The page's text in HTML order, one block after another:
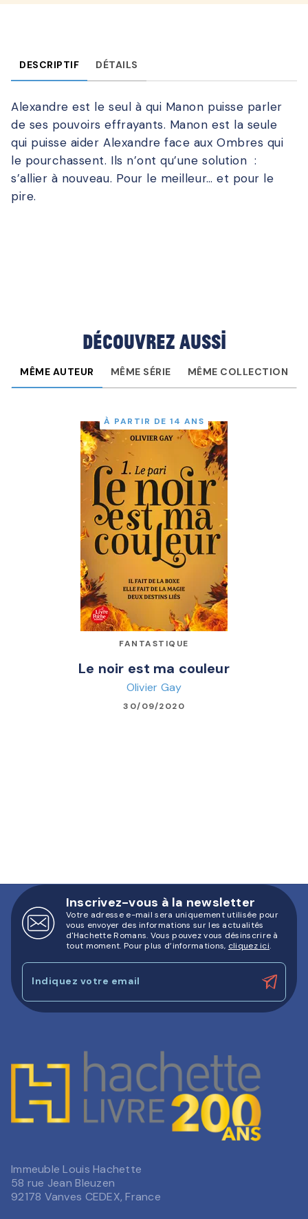
DESCRIPTIF DÉTAILS
Alexandre est le seul à qui Manon puisse parler
de ses pouvoirs effrayants. Manon est la seule
qui puisse aider Alexandre face aux Ombres qui
le pourchassent. Ils n’ont qu’une solution :
s’allier à nouveau. Pour le meilleur… et pour le
pire.
Découvrez aussi
MÊME AUTEUR MÊME SÉRIE MÊME COLLECTION
À PARTIR DE 14 ANS
FANTASTIQUE
Le noir est ma couleur
Olivier Gay
30/09/2020
Inscrivez-vous à la newsletter
Votre adresse e-mail sera uniquement utilisée pour
vous envoyer des informations sur les actualités
d'Hachette Romans. Vous pouvez vous désinscrire à
tout moment. Pour plus d’informations, cliquez ici.
Indiquez votre email
Immeuble Louis Hachette
58 rue Jean Bleuzen
92178 Vanves CEDEX, France